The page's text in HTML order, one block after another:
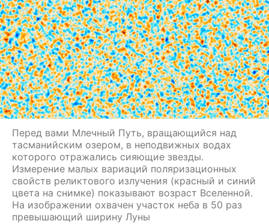
Перед вами Млечный Путь, вращающийся над
тасманийским озером, в неподвижных водах
которого отражались сияющие звезды.
Измерение малых вариаций поляризационных
свойств реликтового излучения (красный и синий
цвета на снимке) показывают возраст Вселенной.
На изображении охвачен участок неба в 50 раз
превышающий ширину Луны